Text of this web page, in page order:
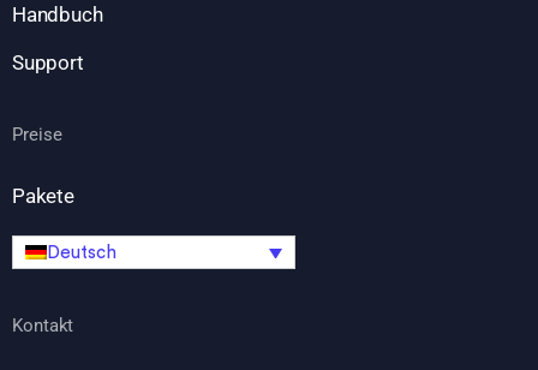
Handbuch
Support
Preise
Pakete
Deutsch
Kontakt